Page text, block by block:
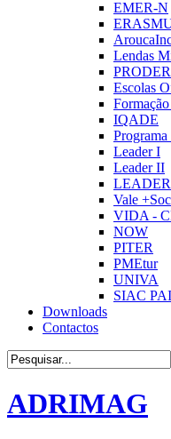
EMER-N
Lendas
PRODER
Escolas
IQADE
Leader I
Leader II
Vale
VIDA -
NOW
PITER
PMEtur
UNIVA
SIAC
Downloads
Contactos
ADRIMAG